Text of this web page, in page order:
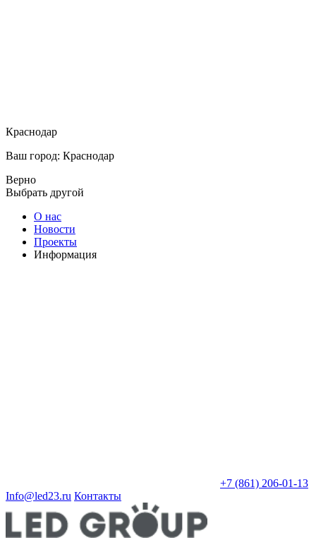
Краснодар
Ваш город: Краснодар
Верно
Выбрать другой
О нас
Новости
Проекты
Информация
+7 (861) 206-01-13
Info@led23.ru Контакты